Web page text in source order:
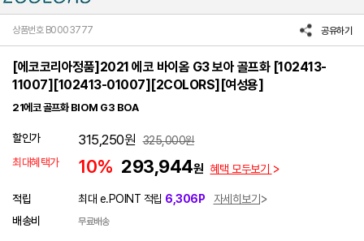
상품번호 B0003777 공유하기
[에코코리아정품]2021 에코 바이옴 G3 보아 골프화 [102413-
11007][102413-01007][2COLORS][여성용]
21에코 골프화 BIOM G3 BOA
할인가 315,250원 325,000원
최대혜택가
10% 293,944원 혜택 모두보기
적립 최대 e.POINT 적립 6,306P
자세히보기
배송비
무료배송